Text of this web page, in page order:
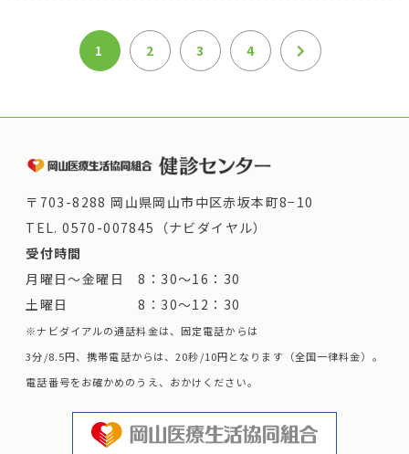
1 2 3 4
〒703-8288 岡山県岡山市中区赤坂本町8−10
TEL.0570-007845（ナビダイヤル）
受付時間
月曜日～金曜日 8：30～16：30
土曜日 8：30～12：30
※ナビダイアルの通話料金は、固定電話からは
3分/8.5円、携帯電話からは、20秒/10円となります（全国一律料金）。
電話番号をお確かめのうえ、おかけください。